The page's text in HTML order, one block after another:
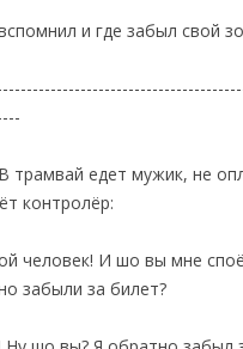
и где забыл свой
трамвай едет мужик, не
контролёр:
человек! И шо вы мне
забыли за билет?